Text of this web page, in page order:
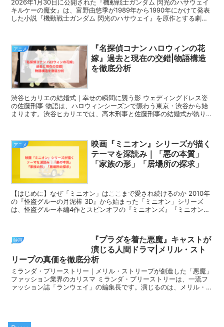
2026年1月30日に公開された『機動戦士ガンダム 閃光のハサウェイ
キルケーの魔女』は、富野由悠季が1989年から1990年にかけて発表
した小説『機動戦士ガンダム 閃光のハサウェイ』を原作とする劇場
アニメ
『名探偵コナン ハロウィンの花
嫁』過去と現在の交錯|物語構造
を徹底分析
渋谷ヒカリエの結婚式｜幸せの瞬間に襲う影 ウェディングドレス姿
の佐藤刑事 物語は、ハロウィンシーズンで賑わう東京・渋谷から始
まります。渋谷ヒカリエでは、高木刑事と佐藤刑事の結婚式が執り行
アニメ
映画『ミニオン』シリーズが描く
テーマを深読み｜「悪の本質」
「家族の形」「居場所の探求」
【はじめに】なぜ「ミニオン」はここまで愛され続けるのか 2010年
の『怪盗グルーの月泥棒 3D』から始まった「ミニオン」シリーズ
は、怪盗グルー本編4作とスピンオフの『ミニオンズ』『ミニオンズ
映画
『プラダを着た悪魔』キャストが
演じる人間ドラマ|メリル・スト
リープの真価を徹底分析
ミランダ・プリーストリー｜メリル・ストリープが創造した「悪魔」
ファッション業界のカリスマ ミランダ・プリーストリーは、一流フ
ァッション誌「ランウェイ」の編集長です。演じるのは、メリル・ス